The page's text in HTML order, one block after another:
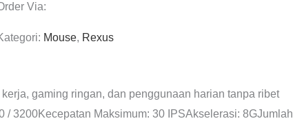
Via:
Mouse, Rexus
gaming ringan, dan penggunaan harian tanpa ribet
3200Kecepatan Maksimum: 30 IPSAkselerasi: 8GJumlah